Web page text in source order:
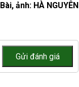
Bài, ảnh: HÀ NGUYÊN